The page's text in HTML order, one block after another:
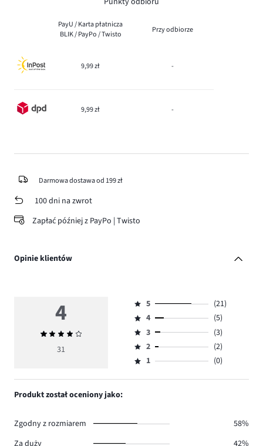
PayU / Karta płatnicza
BLIK / PayPo / Twisto
Przy odbiorze
9,99 zł -
9,99 zł -
Darmowa dostawa od 199 zł
100 dni na zwrot
Zapłać później z PayPo | Twisto
Opinie klientów
4
Średnia
ocena
31
Ocena
5,
ilość
głosów
21.
5
(21)
Ocena
4,
ilość
głosów
4
(5)
Ocena
3,
ilość
3
(3)
Ocena
2,
2
(2)
Ocena
1,
1 (0)
Produkt został oceniony jako:
Zgodny z rozmiarem
58%
Za duży
42%